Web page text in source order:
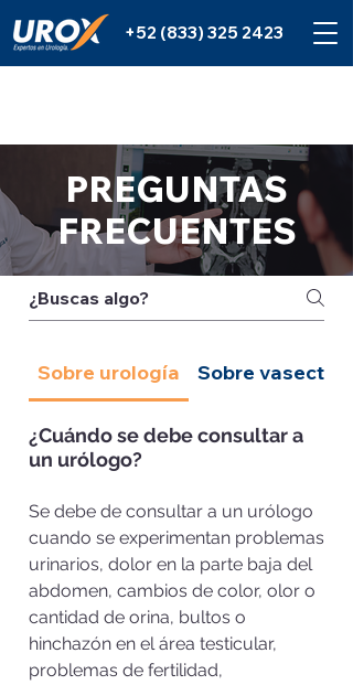
+52 (833) 325 2423
PREGUNTAS
FRECUENTES
Sobre urología Sobre
¿Cuándo se debe consultar a
un urólogo?
Se debe de consultar a un urólogo
cuando se experimentan problemas
urinarios, dolor en la parte baja del
abdomen, cambios de color, olor o
cantidad de orina, bultos o
hinchazón en el área testicular,
problemas de fertilidad,